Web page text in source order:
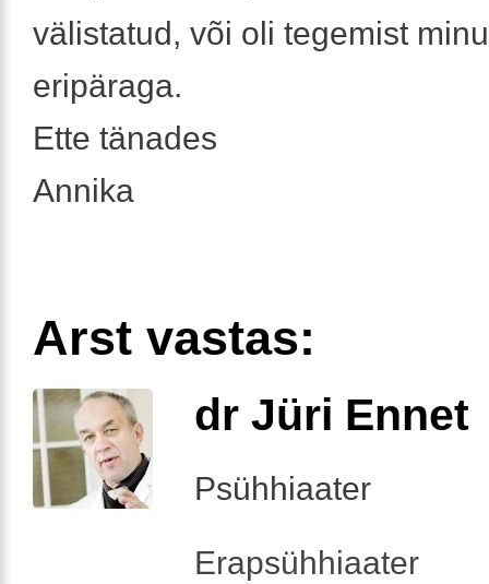
välistatud, või oli tegemist
eripäraga.
Ette tänades
Annika
Arst vastas:
dr Jüri Ennet
Psühhiaater
Erapsühhiaater